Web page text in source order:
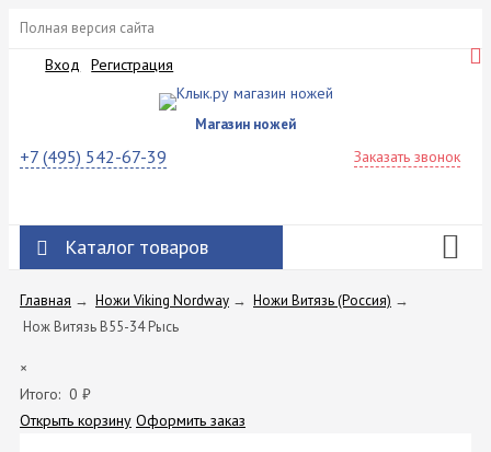
Полная версия сайта
Вход Регистрация
Магазин ножей
+7 (495) 542-67-39 Заказать звонок
Каталог товаров
Главная → Ножи Viking Nordway → Ножи Витязь (Россия) →
Нож Витязь B55-34 Рысь
×
Итого: 0 ₽
Открыть корзину Оформить заказ